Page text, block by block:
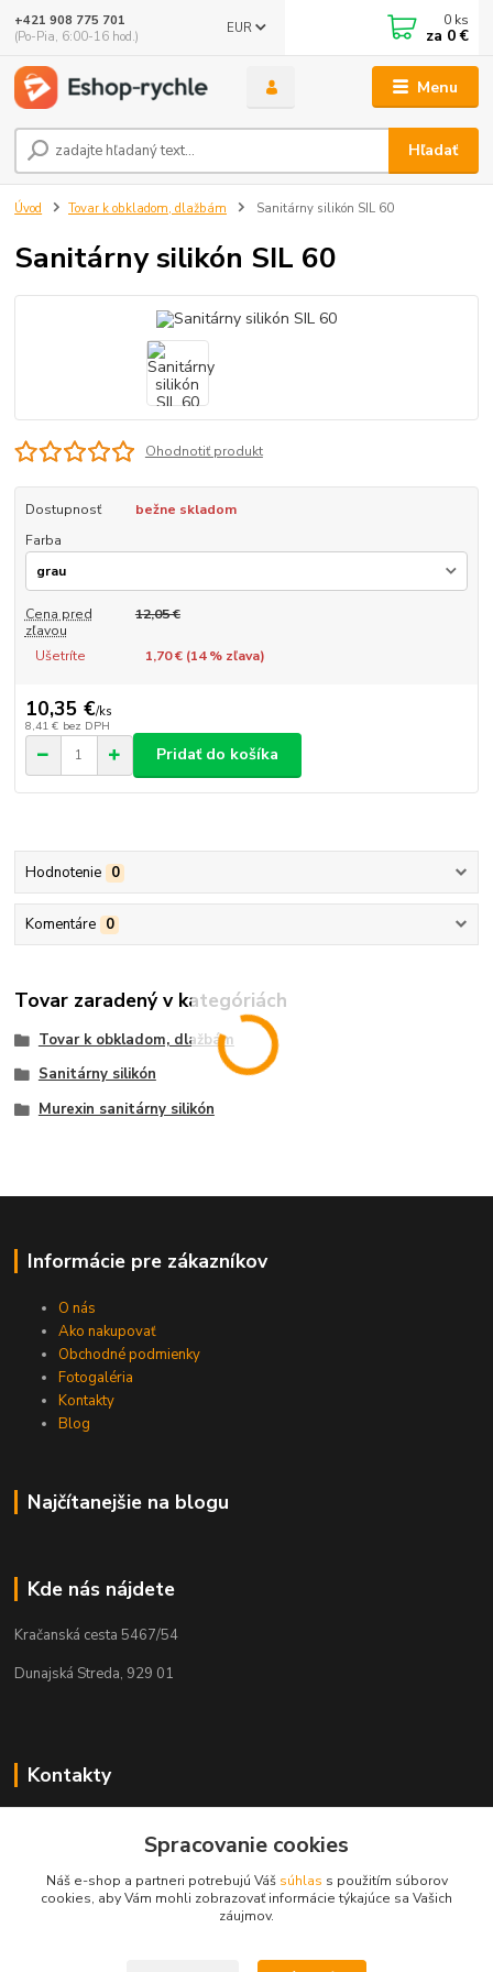
Menu
EUR
Hľadať
+421 908 775 701
(Po-Pia, 6:00-16 hod.)
0 ks
za 0 €
Úvod Tovar k obkladom, dlažbám Sanitárny silikón SIL 60
Sanitárny silikón SIL 60
Ohodnotiť produkt
Dostupnosť
bežne skladom
Farba
Cena pred
zľavou
12,05 €
Ušetríte 1,70 € (14% zľava)
10,35 €/ks
8,41 € bez DPH
Pridať do košíka
Hodnotenie 0
Komentáre 0
Tovar zaradený v kategóriách
Tovar k obkladom, dlažbám
Sanitárny silikón
Murexin sanitárny silikón
Informácie pre zákazníkov
O nás
Ako nakupovať
Obchodné podmienky
Fotogaléria
Kontakty
Blog
Najčítanejšie na blogu
Kde nás nájdete
Kračanská cesta 5467/54
Dunajská Streda, 929 01
Kontakty
+421 908 775 701
info@kantorstav.sk
Spracovanie cookies
Náš e-shop a partneri potrebujú Váš súhlas s použitím súborov
cookies, aby Vám mohli zobrazovať informácie týkajúce sa Vašich
záujmov.